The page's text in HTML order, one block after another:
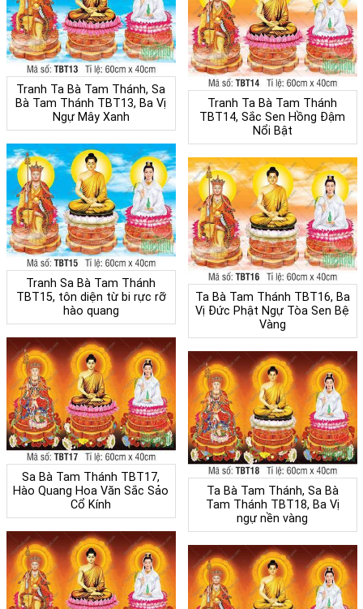
Tranh Ta Bà Tam Thánh, Sa
Bà Tam Thánh TBT13, Ba Vị
Ngự Mây Xanh
Tranh Ta Bà Tam Thánh
TBT14, Sắc Sen Hồng Đậm
Nổi Bật
Tranh Sa Bà Tam Thánh
TBT15, tôn diện từ bi rực rỡ
hào quang
Ta Bà Tam Thánh TBT16, Ba
Vị Đức Phật Ngự Tòa Sen Bệ
Vàng
Sa Bà Tam Thánh TBT17,
Hào Quang Hoa Văn Sắc Sảo
Cổ Kính
Ta Bà Tam Thánh, Sa Bà
Tam Thánh TBT18, Ba Vị
ngự nền vàng